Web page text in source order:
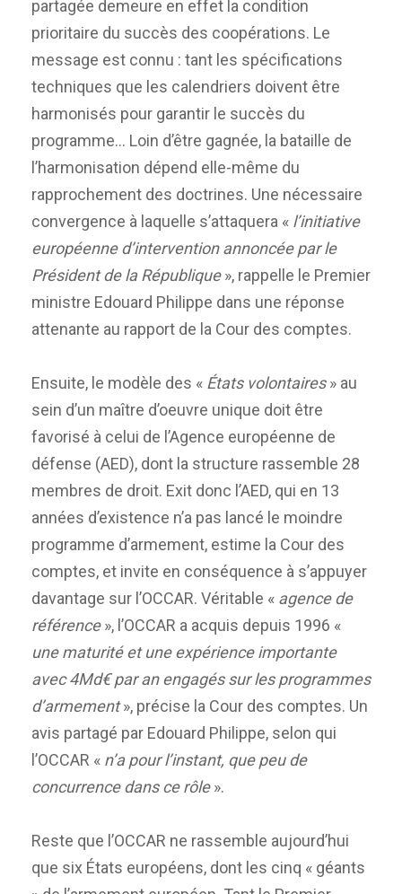
partagée demeure en effet la condition
prioritaire du succès des coopérations. Le
message est connu : tant les spécifications
techniques que les calendriers doivent être
harmonisés pour garantir le succès du
programme… Loin d’être gagnée, la bataille de
l’harmonisation dépend elle-même du
rapprochement des doctrines. Une nécessaire
convergence à laquelle s’attaquera « l’initiative
européenne d’intervention annoncée par le
Président de la République», rappelle le Premier
ministre Edouard Philippe dans une réponse
attenante au rapport de la Cour des comptes.
Ensuite, le modèle des « États volontaires» au
sein d’un maître d’oeuvre unique doit être
favorisé à celui de l’Agence européenne de
défense (AED), dont la structure rassemble 28
membres de droit. Exit donc l’AED, qui en 13
années d’existence n’a pas lancé le moindre
programme d’armement, estime la Cour des
comptes, et invite en conséquence à s’appuyer
davantage sur l’OCCAR. Véritable « agence de
référence», l’OCCAR a acquis depuis 1996 «
une maturité et une expérience importante
avec 4Md€ par an engagés sur les programmes
d’armement», précise la Cour des comptes. Un
avis partagé par Edouard Philippe, selon qui
l’OCCAR « n’a pour l’instant, que peu de
concurrence dans ce rôle».
Reste que l’OCCAR ne rassemble aujourd’hui
que six États européens, dont les cinq « géants